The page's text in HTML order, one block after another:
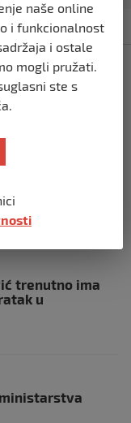
Najčitanije
trenutno ima
u
naše online
i funkcionalnost
i ostale
mogli pružati.
ste s